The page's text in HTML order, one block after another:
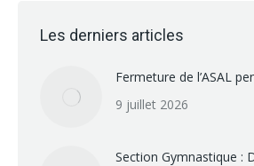
Les derniers articles
Fermeture de l’ASAL
9 juillet 2026
Section Gymnastique :